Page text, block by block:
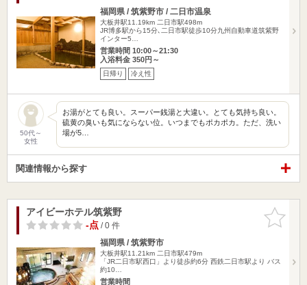
福岡県 / 筑紫野市 / 二日市温泉
大板井駅11.19km 二日市駅498m
JR博多駅から15分､二日市駅徒歩10分九州自動車道筑紫野
インター5…
営業時間 10:00～21:30
入浴料金 350円～
日帰り 冷え性
50代～
女性
お湯がとても良い。スーパー銭湯と大違い。とても気持ち良い。
硫黄の臭いも気にならない位。いつまでもポカポカ。ただ、洗い
場が5…
関連情報から探す
お気に入
りに追加
アイビーホテル筑紫野
-点/ 0 件
福岡県 / 筑紫野市
大板井駅11.21km 二日市駅479m
「JR二日市駅西口」より徒歩約6分 西鉄二日市駅より バス
約10…
営業時間